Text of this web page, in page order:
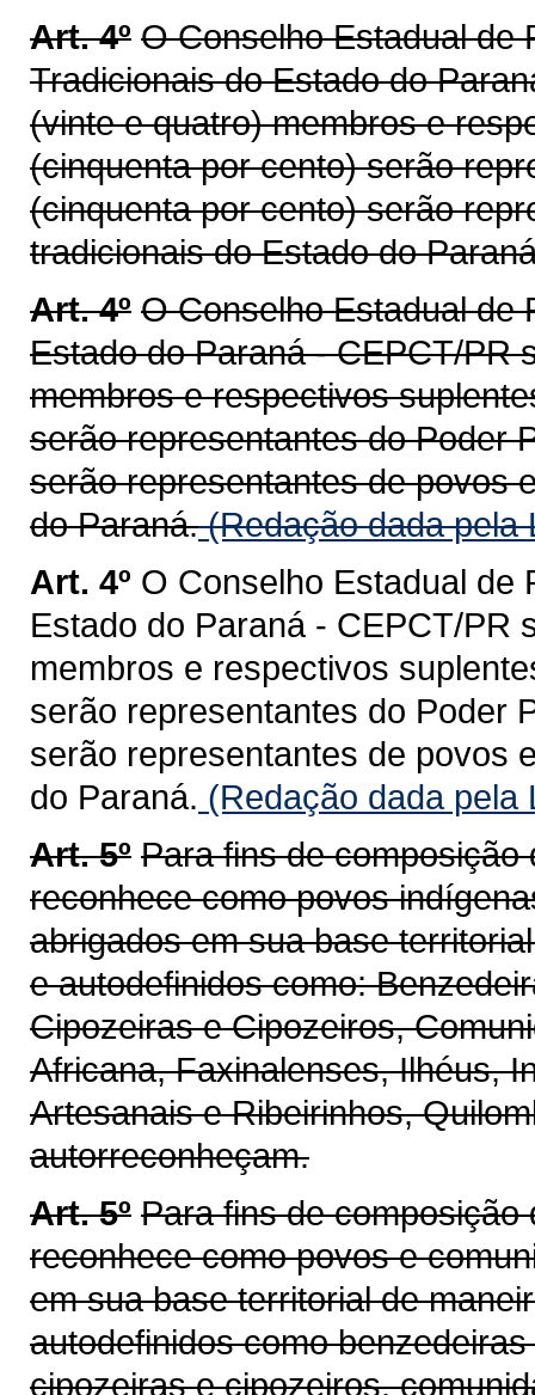
Art. 4º O Conselho Estadual de
Tradicionais do Estado do
(vinte e quatro) membros e
(cinquenta por cento) serão
(cinquenta por cento) serão
tradicionais do Estado do
Art. 4º O Conselho Estadual de
Estado do Paraná - CEPCT/PR
membros e respectivos
serão representantes do Poder
serão representantes de povos
do Paraná.(Redação dada pela
Art. 4º O Conselho Estadual de
Estado do Paraná - CEPCT/PR
membros e respectivos
serão representantes do Poder
serão representantes de povos
do Paraná. (Redação dada pela
Art. 5º Para fins de
reconhece como povos
abrigados em sua base
e autodefinidos como:
Cipozeiras e Cipozeiros,
Africana, Faxinalenses, Ilhéus,
Artesanais e Ribeirinhos,
autorreconheçam.
Art. 5º Para fins de
reconhece como povos e
em sua base territorial de
autodefinidos como
cipozeiras e cipozeiros,